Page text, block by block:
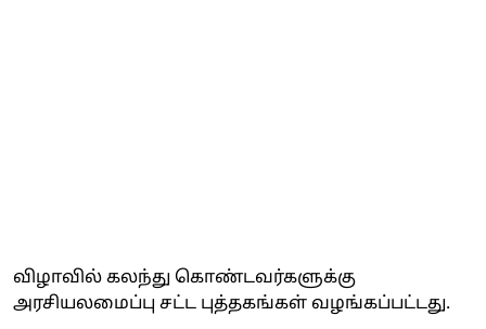
விழாவில் கலந்து கொண்டவர்களுக்கு
அரசியலமைப்பு சட்ட புத்தகங்கள் வழங்கப்பட்டது.